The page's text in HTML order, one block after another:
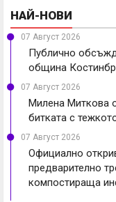
НАЙ-НОВИ
07 Август 2026
Публично
община
07 Август 2026
Милена Миткова
битката с
07 Август 2026
Официално
предварително
компостираща